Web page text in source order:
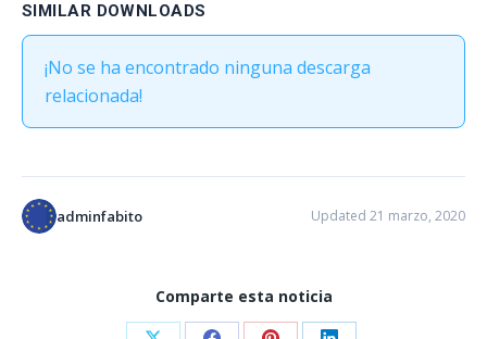
SIMILAR DOWNLOADS
¡No se ha encontrado ninguna descarga
relacionada!
adminfabito Updated 21 marzo, 2020
Comparte esta noticia